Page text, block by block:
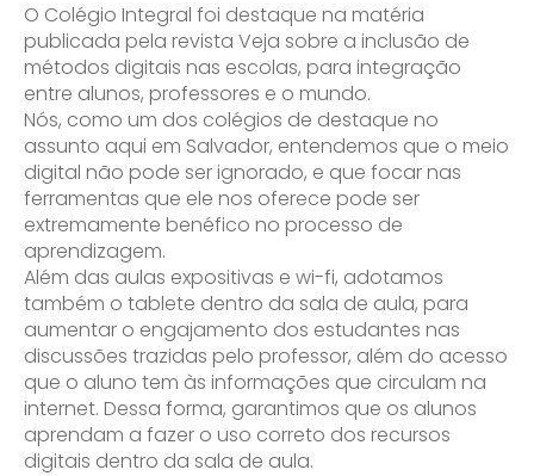
O Colégio Integral foi destaque na matéria
publicada pela revista Veja sobre a inclusão de
métodos digitais nas escolas, para integração
entre alunos, professores e o mundo.
Nós, como um dos colégios de destaque no
assunto aqui em Salvador, entendemos que o meio
digital não pode ser ignorado, e que focar nas
ferramentas que ele nos oferece pode ser
extremamente benéfico no processo de
aprendizagem.
Além das aulas expositivas e wi-fi, adotamos
também o tablete dentro da sala de aula, para
aumentar o engajamento dos estudantes nas
discussões trazidas pelo professor, além do acesso
que o aluno tem às informações que circulam na
internet. Dessa forma, garantimos que os alunos
aprendam a fazer o uso correto dos recursos
digitais dentro da sala de aula.